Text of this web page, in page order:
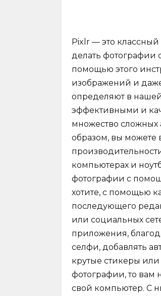
Pixlr — это
делать фотографии
помощью этого
изображений и
определяют в
эффективными и
множество сложных
образом, вы можете
компьютерах и
фотографии с
хотите, с помощью
последующего
или социальных
приложения,
селфи, добавлять
крутые стикеры
фотографии, то вам
свой компьютер. С